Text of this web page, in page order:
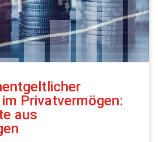
Privatvermögen:
aus